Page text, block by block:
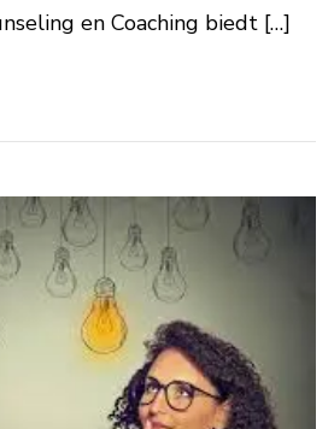
en Coaching biedt […]